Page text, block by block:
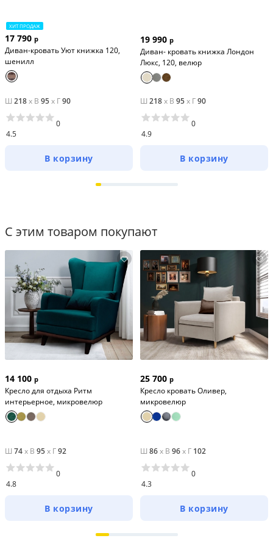
ХИТ ПРОДАЖ
17 790 р
Диван-кровать Уют книжка 120,
шенилл
Ш 218x В 95x Г90
4.5
0
В корзину
19 990 р
Диван- кровать книжка Лондон
Люкс, 120, велюр
Ш 218x В 95x Г90
4.9
0
В корзину
С этим товаром покупают
14 100 р
Кресло для отдыха Ритм
интерьерное, микровелюр
Ш 74x В 95x Г92
4.8
0
В корзину
25 700 р
Кресло кровать Оливер,
микровелюр
Ш 86x В 96x Г 102
4.3
0
В корзину